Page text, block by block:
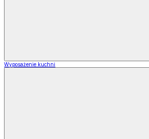
Wyposażenie kuchni